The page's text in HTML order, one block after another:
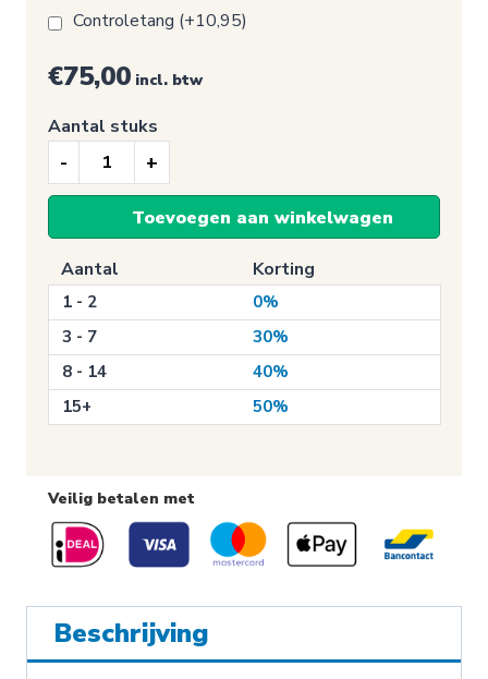
Controletang (+10,95)
€75,00 incl. btw
Keuringssticker
jaarlijks
onderhoud
Aantal stuks
Toevoegen aan winkelwagen
Aantal Korting
1 - 2
0%
3 - 7
30%
8 - 14
40%
15+
50%
Veilig betalen met
Beschrijving